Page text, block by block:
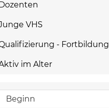
VHS
- Fortbildung
im Alter
Beginn